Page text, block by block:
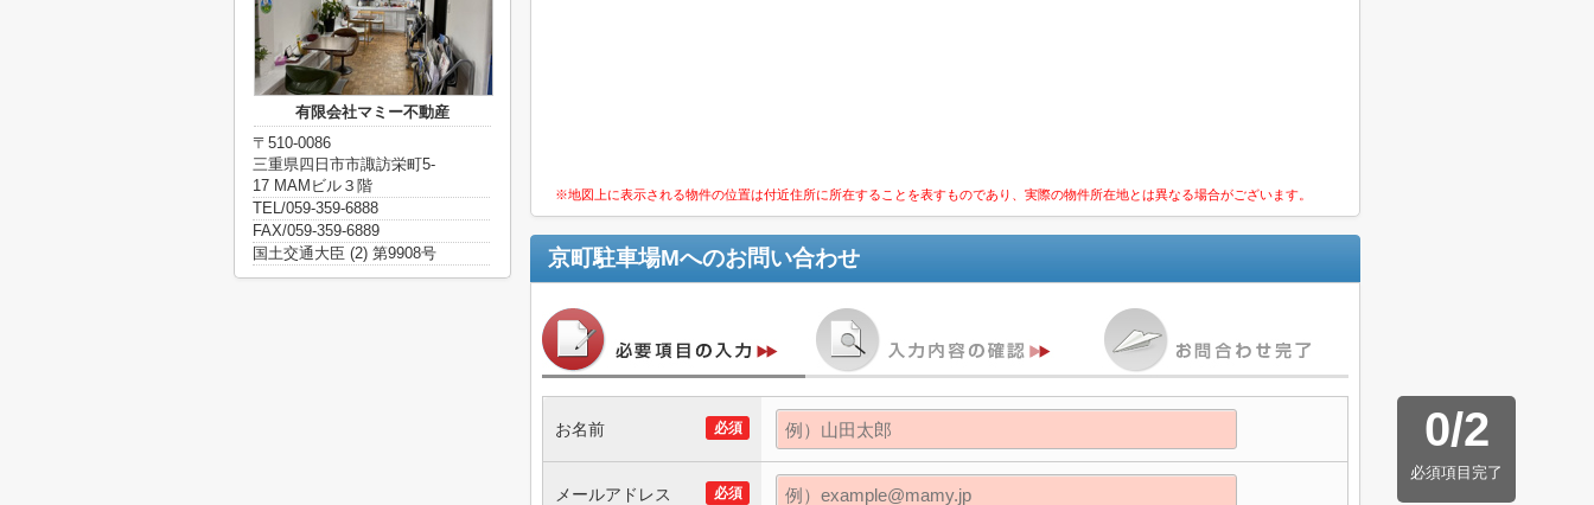
※地図上に表示される物件の位置は付近住所に所在することを表すものであり、実際の物件所在地とは異なる場合がございます。
京町駐車場Mへのお問い合わせ
0/2
必須項目完了
必須
お名前
必須
メールアドレス
有限会社マミー不動産
〒510-0086
三重県四日市市諏訪栄町5-
17 MAMビル３階
TEL/059-359-6888
FAX/059-359-6889
国土交通大臣 (2) 第9908号